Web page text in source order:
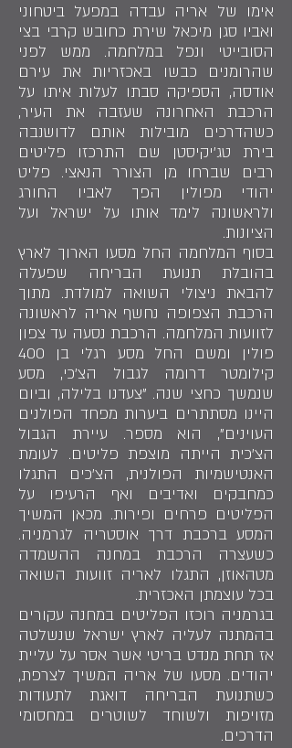
אימו של אריה עבדה במפעל ביטחוני
ואביו סגן מיכאל שירת כחובש קרבי בצי
הסובייטי ונפל במלחמה. ממש לפני
שהרומנים כבשו באכזריות את עירם
אודסה, הספיקה סבתו לעלות איתו על
הרכבת האחרונה שעזבה את העיר,
כשהדרכים מובילות אותם לדושנבה
בירת טג'יקיסטן שם התרכזו פליטים
רבים שברחו מן הצורר הנאצי. פליט
יהודי מפולין הפך לאביו החורג
ולראשונה לימד אותו על ישראל ועל
הציונות.
בסוף המלחמה החל מסעו הארוך לארץ
בהובלת תנועת הבריחה שפעלה
להבאת ניצולי השואה למולדת. מתוך
הרכבת הצפופה נחשף אריה לראשונה
לזוועות המלחמה. הרכבת נסעה עד צפון
פולין ומשם החל מסע רגלי בן 400
קילומטר דרומה לגבול הצ'כי, מסע
שנמשך כחצי שנה. "צעדנו בלילה, וביום
היינו מסתתרים ביערות מפחד הפולנים
העוינים", הוא מספר. עיירת הגבול
הצ'כית הייתה מוצפת פליטים. לעומת
האנטישמיות הפולנית, הצ'כים התגלו
כמחבקים ואדיבים ואף הרעיפו על
הפליטים פרחים ופירות. מכאן המשיך
המסע ברכבת דרך אוסטריה לגרמניה.
כשעצרה הרכבת במחנה ההשמדה
מטהאוזן, התגלו לאריה זוועות השואה
בכל עוצמתן האכזרית.
בגרמניה רוכזו הפליטים במחנה עקורים
בהמתנה לעליה לארץ ישראל שנשלטה
אז תחת מנדט בריטי אשר אסר על עליית
יהודים. מסעו של אריה המשיך לצרפת,
כשתנועת הבריחה דואגת לתעודות
מזויפות ולשוחד לשוטרים במחסומי
הדרכים.